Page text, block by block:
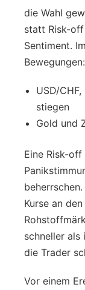
die Wahl
statt Risk-off
Sentiment.
Bewegungen:
USD/
stiegen
Gold und
Eine Risk-
Kurse an
schneller als
die Trader
Vor einem